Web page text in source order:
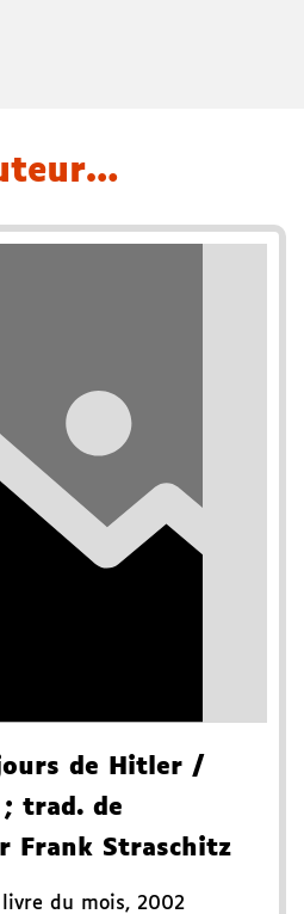
de Hitler /
; trad. de
Frank Straschitz
livre du mois, 2002